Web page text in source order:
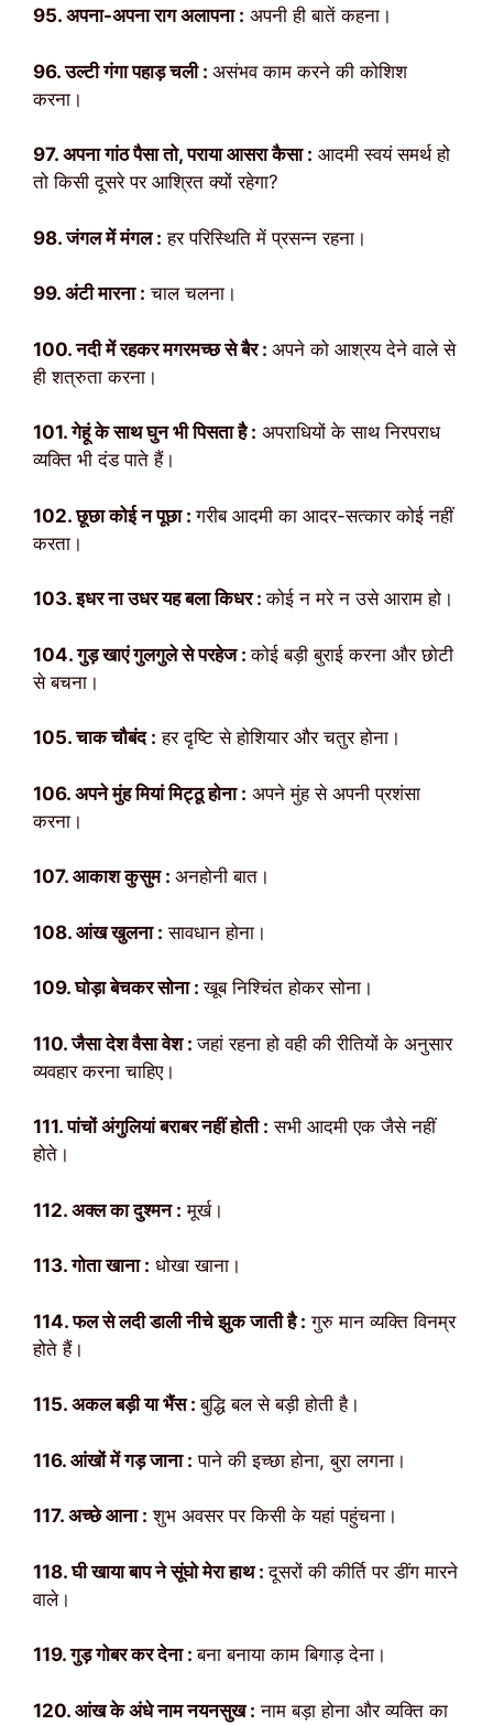
95. अपना-अपना राग अलापना : अपनी ही बातें कहना।
96. उल्टी गंगा पहाड़ चली : असंभव काम करने की कोशिश
करना।
97. अपना गांठ पैसा तो, पराया आसरा कैसा : आदमी स्वयं समर्थ हो
तो किसी दूसरे पर आश्रित क्यों रहेगा?
98. जंगल में मंगल : हर परिस्थिति में प्रसन्न रहना।
99. अंटी मारना : चाल चलना।
100. नदी में रहकर मगरमच्छ से बैर : अपने को आश्रय देने वाले से
ही शत्रुता करना।
101. गेहूं के साथ घुन भी पिसता है : अपराधियों के साथ निरपराध
व्यक्ति भी दंड पाते हैं।
102. छूछा कोई न पूछा :गरीब आदमी का आदर-सत्कार कोई नहीं
करता।
103. इधर ना उधर यह बला किधर :कोई न मरे न उसे आराम हो।
104. गुड़ खाएं गुलगुले से परहेज :कोई बड़ी बुराई करना और छोटी
से बचना।
105. चाक चौबंद : हर दृष्टि से होशियार और चतुर होना।
106. अपने मुंह मियां मिट्ठू होना : अपने मुंह से अपनी प्रशंसा
करना।
107. आकाश कुसुम : अनहोनी बात।
108. आंख खुलना : सावधान होना।
109. घोड़ा बेचकर सोना :खूब निश्चिंत होकर सोना।
110. जैसा देश वैसा वेश :जहां रहना हो वही की रीतियों के अनुसार
व्यवहार करना चाहिए।
111. पांचों अंगुलियां बराबर नहीं होती : सभी आदमी एक जैसे नहीं
होते।
112. अक्ल का दुश्मन : मूर्ख।
113. गोता खाना : धोखा खाना।
114. फल से लदी डाली नीचे झुक जाती है : गुरु मान व्यक्ति विनम्र
होते हैं।
115. अकल बड़ी या भैंस :बुद्धि बल से बड़ी होती है।
116. आंखों में गड़ जाना : पाने की इच्छा होना, बुरा लगना।
117. अच्छे आना : शुभ अवसर पर किसी के यहां पहुंचना।
118. घी खाया बाप ने सूंघो मेरा हाथ :दूसरों की कीर्ति पर डींग मारने
वाले।
119. गुड़ गोबर कर देना :बना बनाया काम बिगाड़ देना।
120. आंख के अंधे नाम नयनसुख : नाम बड़ा होना और व्यक्ति का